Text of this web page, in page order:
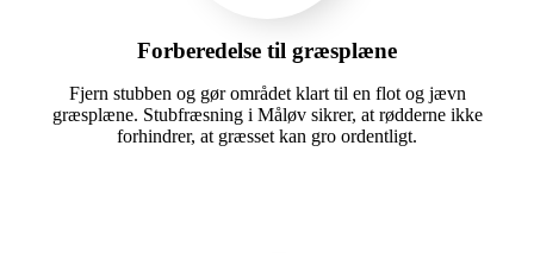
Forberedelse til græsplæne
Fjern stubben og gør området klart til en flot og jævn
græsplæne. Stubfræsning i Måløv sikrer, at rødderne ikke
forhindrer, at græsset kan gro ordentligt.